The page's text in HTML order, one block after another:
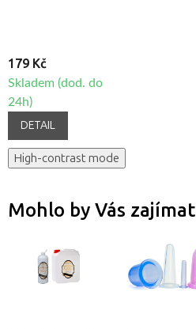
179 Kč
Skladem (dod. do
24h)
DETAIL
High-contrast mode
Mohlo by Vás zajímat